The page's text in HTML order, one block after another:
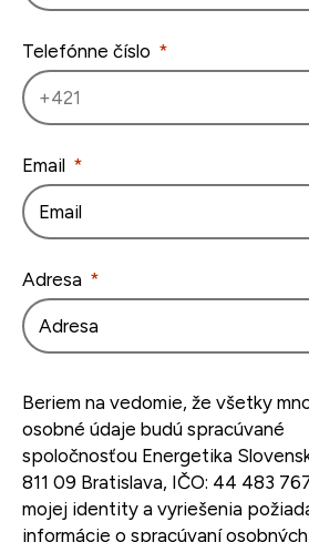
Telefónne číslo
Email
Adresa
Beriem na vedomie, že všetky
osobné údaje budú spracúvané
spoločnosťou Energetika
811 09 Bratislava, IČO: 44 483
mojej identity a vyriešenia
informácie o spracúvaní